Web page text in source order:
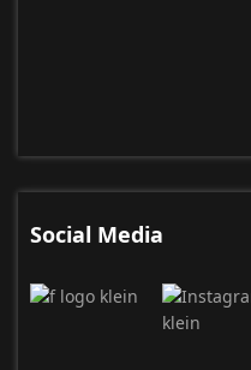
Social Media